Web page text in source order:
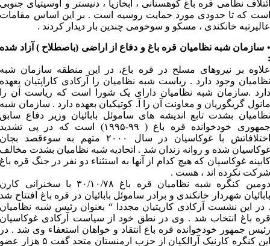
ائتلاف نظامی قره باغ کوهستانی ، آبخازیا ، دنیستر و اوسیتیای جنوبی
است که تا حدودی مورد حمایت روسیه است . بر این اساس مقامات
عالیرتبه خانکندی ، مسکو و سوخومی چندین بار دیدار کردند .
• سازمان شبه نظامیان قره باغ و دفاع از اراضی (باصطلاح ) آزاد شده
:
علاوه بر نیروهای مسلح در قره باغ، در این منطقه سازمان شبه
نظامیان وجود دارد . ریاست شبه نظامیان را آرکادی کاراپتیان بعهده
دارد .سازمان شبه نظامیان دارای یک شورا است که ریاست آن را
مانول گریگوریان و معاونت آن را آ. کوتیکیان بعهده دارد . سازمان شبه
نظامیان بشدت تابع اندیشه های ساموئل بابائیان وزیر دفاع سابق
جمهوری خودخوانده قره باغ ( ۹۹-۱۹۹۵) است که در پی تشدید
اختلافاتش با غوکاسیان در سال ۲۰۰۰ متهم به سوءقصد بجان
غوکاسیان شده و روانه زندان شد . اتحادیه شبه نظامیان بشدت مخالف
کابینه غوکاسیان که هیچ کدام از آنها به استثناء دو نفر در جنگ قره باغ
شرکت نکرده اند ، هست .
دومین کنگره شبه نظامیان قره باغ ۳۰/۱۰/۷۸ با سخنرانی کارن
بابائیان شهردار خانکندی و برادر ساموئل بابائیان در قره باغ افتتاح شد
. در این نشست آرکادی کارپتیان مجددا “ بعنوان رئیس شبه نظامیان
قره باغ انتخاب شد . وی در نطق خود از سیاست آرکادی غوکاسیان
رئیس جمهور خودخوانده قره باغ انتقاد و خواهان استعفاء وی شد . در
این کنگره کارنیک آرالکیان از حزب ارمنستان متحد گفت ۵ هزار عضو